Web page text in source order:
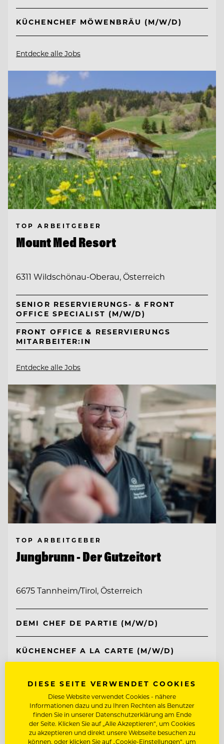
KÜCHENCHEF MÖWENBRÄU (M/W/D)
Entdecke alle Jobs
TOP ARBEITGEBER
Mount Med Resort
6311 Wildschönau-Oberau, Österreich
SENIOR RESERVIERUNGS- & FRONT
OFFICE SPECIALIST (M/W/D)
FRONT OFFICE & RESERVIERUNGS
MITARBEITER:IN
Entdecke alle Jobs
TOP ARBEITGEBER
Jungbrunn - Der Gutzeitort
6675 Tannheim/Tirol, Österreich
DEMI CHEF DE PARTIE (M/W/D)
KÜCHENCHEF A LA CARTE (M/W/D)
Entdecke alle Jobs
DIESE SEITE VERWENDET COOKIES
Diese Website verwendet Cookies - nähere
Informationen dazu und zu Ihren Rechten als Benutzer
finden Sie in unserer Datenschutzerklärung am Ende
der Seite. Klicken Sie auf „Alle Akzeptieren“, um Cookies
zu akzeptieren und direkt unsere Webseite besuchen zu
können, oder klicken Sie auf „Cookie-Einstellungen“, um